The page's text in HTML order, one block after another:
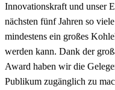
Innovationskraft und unser
nächsten fünf Jahren so
mindestens ein großes
werden kann. Dank der
Award haben wir die
Publikum zugänglich zu